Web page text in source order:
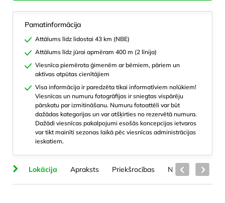
Pamatinformācija
Attālums līdz lidostai 43 km (NBE)
Attālums līdz jūrai apmēram 400 m (2 līnija)
Viesnīca piemērota ģimenēm ar bērniem, pāriem un
aktīvas atpūtas cienītājiem
Visa informācija ir paredzēta tikai informatīviem nolūkiem!
Viesnīcas un numuru fotogrāfijas ir sniegtas vispārēju
pārskatu par izmitināšanu. Numuru fotoattēli var būt
dažādas kategorijas un var atšķirties no rezervētā numura.
Dažādi viesnīcas pakalpojumi esošās koncepcijas ietvaros
var tikt mainīti sezonas laikā pēc viesnīcas administrācijas
ieskatiem.
Lokācija Apraksts Priekšrocības Numuru veidi